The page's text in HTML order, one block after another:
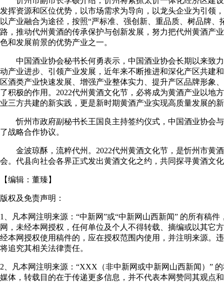
发挥资源和区位优势，以市场需求为导向，以龙头企业为引领
以产业融合为途径，按照“严标准、强创新、重品质、树品牌、
路，推动代州黄酒的传承保护与创新发展，努力把代州黄酒产
色和发展前景的优势产业之一。
中国酒业协会秘书长何勇表示，中国酒业协会长期以来致
动产业进步、引领产业发展，近年来不断推进和深化产区共建
区酒类产业快速发展、增强产业整体实力、提升产区品牌形象
了积极的作用。2022代州黄酒文化节，必将成为黄酒产业以地
业三方共建的新实践，更是新时期黄酒产业实现高质量发展的
忻州市政府副秘书长王国良主持签约仪式，中国酒业协会
了战略合作协议。
金波琼酥，流粹代州。2022代州黄酒文化节，是忻州市黄
会。代县向社会各界正式发出黄酒文化之约，共同探寻黄酒文
【编辑： 董臻 】
版权及免责声明：
1、凡本网注明来源：“中新网”或“中新网山西新闻” 的所有稿
网，未经本网授权，任何单位及个人不得转载、摘编或以其它
经本网授权使用稿件的，应在授权范围内使用，并注明来源。
将追究其相关法律责任。
2、凡本网注明来源：“XXX（非中新网或中新网山西新闻）”
媒体，转载目的在于传递更多信息，并不代表本网赞同其观点